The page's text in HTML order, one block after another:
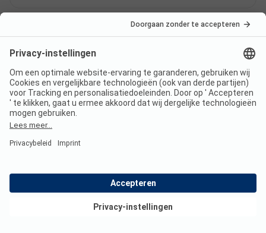
In welke talen kun je inchecken
bij Svendborg Sund Camping?
Camping aan zee?
Bekijk deals